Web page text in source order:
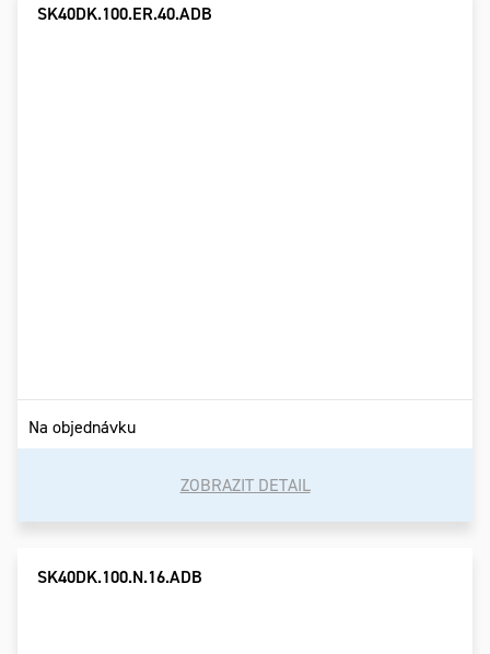
SK40DK.100.ER.40.ADB
Na objednávku
ZOBRAZIT DETAIL
SK40DK.100.N.16.ADB